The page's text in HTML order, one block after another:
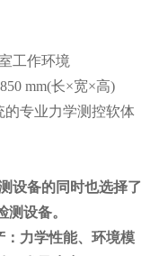
工作环境
mm(长×宽×高)
的专业力学测控软体
设备的同时也选择了
设备。
力学性能、环境模